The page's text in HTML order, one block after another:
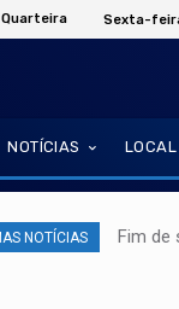
Quarteira Sexta-
NOTÍCIAS LOCAL
NOTÍCIAS Fim de